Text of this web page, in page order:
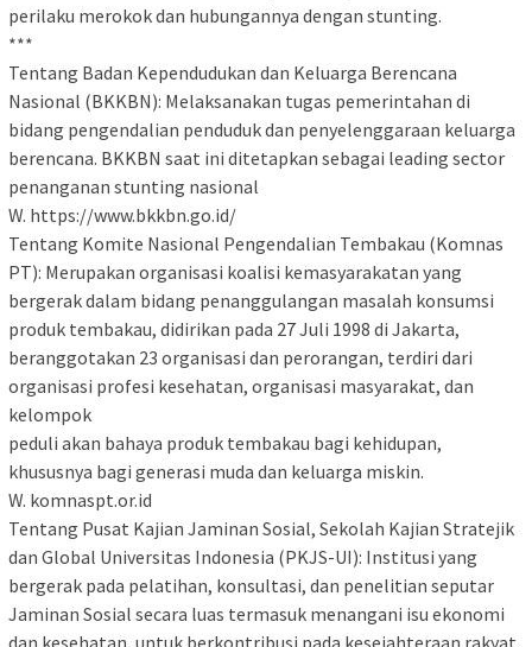
perilaku merokok dan hubungannya dengan stunting.
***
Tentang Badan Kependudukan dan Keluarga Berencana
Nasional (BKKBN): Melaksanakan tugas pemerintahan di
bidang pengendalian penduduk dan penyelenggaraan keluarga
berencana. BKKBN saat ini ditetapkan sebagai leading sector
penanganan stunting nasional
W. https://www.bkkbn.go.id/
Tentang Komite Nasional Pengendalian Tembakau (Komnas
PT): Merupakan organisasi koalisi kemasyarakatan yang
bergerak dalam bidang penanggulangan masalah konsumsi
produk tembakau, didirikan pada 27 Juli 1998 di Jakarta,
beranggotakan 23 organisasi dan perorangan, terdiri dari
organisasi profesi kesehatan, organisasi masyarakat, dan
kelompok
peduli akan bahaya produk tembakau bagi kehidupan,
khususnya bagi generasi muda dan keluarga miskin.
W. komnaspt.or.id
Tentang Pusat Kajian Jaminan Sosial, Sekolah Kajian Stratejik
dan Global Universitas Indonesia (PKJS-UI): Institusi yang
bergerak pada pelatihan, konsultasi, dan penelitian seputar
Jaminan Sosial secara luas termasuk menangani isu ekonomi
dan kesehatan, untuk berkontribusi pada kesejahteraan rakyat.